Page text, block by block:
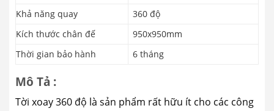
Khả năng quay
360 độ
Kích thước chân đế
950x950mm
Thời gian bảo hành
6 tháng
Mô Tả :
Tời xoay 360 độ là sản phẩm rất hữu ít cho các công